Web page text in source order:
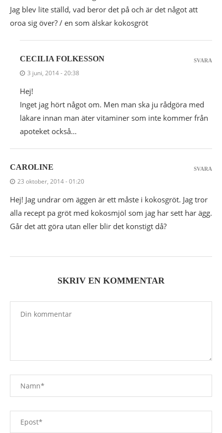
Jag blev lite ställd, vad beror det på och är det något att
oroa sig över? / en som älskar kokosgröt
CECILIA FOLKESSON
3 juni, 2014 - 20:38
Hej!
Inget jag hört något om. Men man ska ju rådgöra med
läkare innan man äter vitaminer som inte kommer från
apoteket också…
SVARA
CAROLINE
23 oktober, 2014 - 01:20
Hej! Jag undrar om äggen är ett måste i kokosgröt. Jag tror
alla recept pa gröt med kokosmjöl som jag har sett har ägg.
Går det att göra utan eller blir det konstigt då?
SVARA
SKRIV EN KOMMENTAR